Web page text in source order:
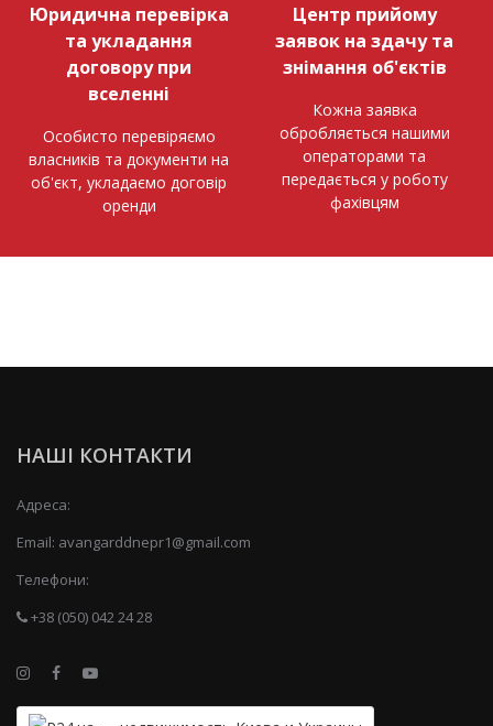
Юридична перевірка
та укладання
договору при
вселенні
Особисто перевіряємо
власників та документи на
об'єкт, укладаємо договір
оренди
Центр прийому
заявок на здачу та
знімання об'єктів
Кожна заявка
обробляється нашими
операторами та
передається у роботу
фахівцям
НАШІ КОНТАКТИ
Адреса:
Email: avangarddnepr1@gmail.com
Телефони:
+38 (050) 042 24 28